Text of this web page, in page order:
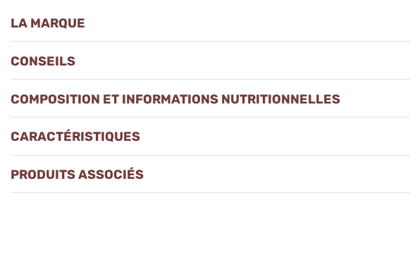
LA MARQUE
CONSEILS
COMPOSITION ET INFORMATIONS NUTRITIONNELLES
CARACTÉRISTIQUES
PRODUITS ASSOCIÉS